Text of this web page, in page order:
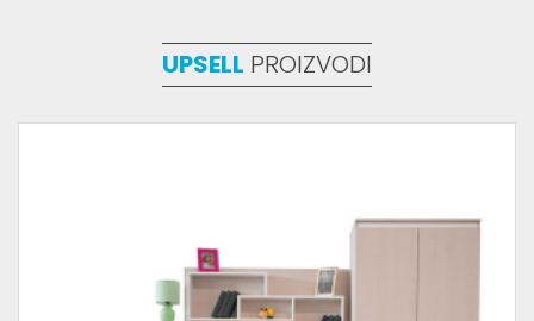
UPSELL PROIZVODI